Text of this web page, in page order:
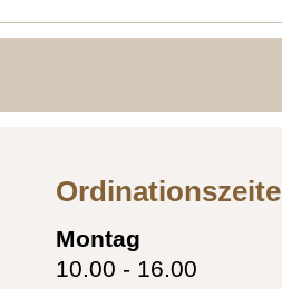
Montag
10.00 - 16.00